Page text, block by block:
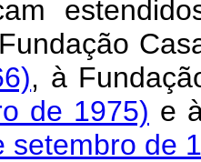
, à
de 1975) e
setembro de